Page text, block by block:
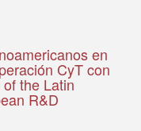
en
CyT con
the Latin
R&D